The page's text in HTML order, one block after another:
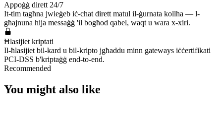
Appoġġ dirett 24/7
It-tim tagħna jwieġeb iċ-chat dirett matul il-ġurnata kollha — l-
għajnuna hija messaġġ 'il bogħod qabel, waqt u wara x-xiri.
Ħlasijiet kriptati
Il-ħlasijiet bil-kard u bil-kripto jgħaddu minn gateways iċċertifikati
PCI-DSS b'kriptaġġ end-to-end.
Recommended
You might also like